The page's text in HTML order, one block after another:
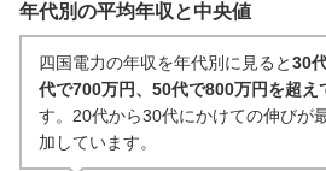
年代別の平均年収と中央値
四国電力の年収を年代別に見ると30
代で700万円、50代で800万円を超え
す。 20代から30代にかけての伸びが
加しています。